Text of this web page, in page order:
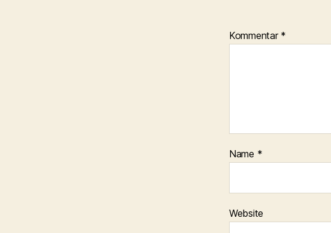
Kommentar *
Name *
Website